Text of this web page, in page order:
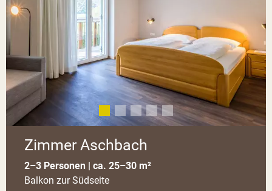
Zimmer Aschbach
2–3 Personen | ca. 25–30 m²
Balkon zur Südseite